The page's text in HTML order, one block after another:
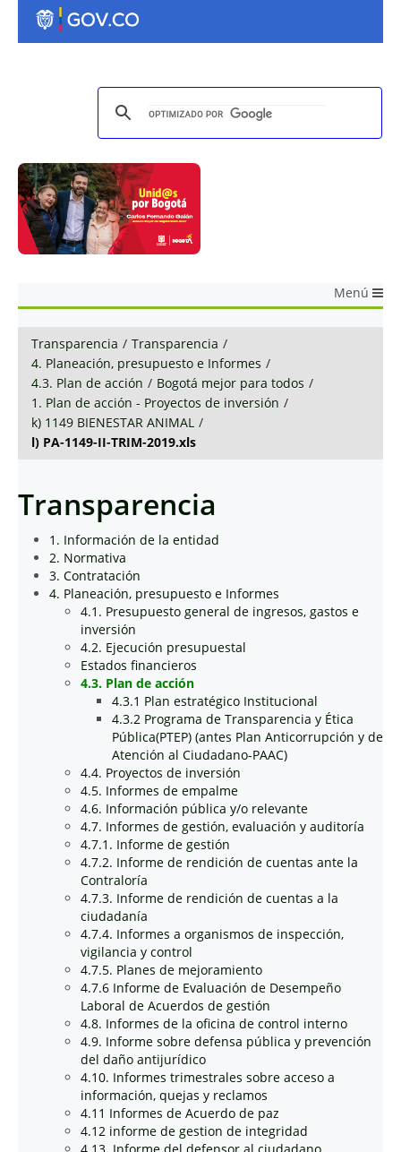
Menú
Transparencia / Transparencia /
4. Planeación, presupuesto e Informes /
4.3. Plan de acción / Bogotá mejor para todos /
1. Plan de acción - Proyectos de inversión /
k) 1149 BIENESTAR ANIMAL /
l) PA-1149-II-TRIM-2019.xls
Transparencia
1. Información de la entidad
2. Normativa
3. Contratación
4. Planeación, presupuesto e Informes
4.1. Presupuesto general de ingresos, gastos e
inversión
4.2. Ejecución presupuestal
Estados financieros
4.3. Plan de acción
4.3.1 Plan estratégico Institucional
4.3.2 Programa de Transparencia y Ética
Pública(PTEP) (antes Plan Anticorrupción y de
Atención al Ciudadano-PAAC)
4.4. Proyectos de inversión
4.5. Informes de empalme
4.6. Información pública y/o relevante
4.7. Informes de gestión, evaluación y auditoría
4.7.1. Informe de gestión
4.7.2. Informe de rendición de cuentas ante la
Contraloría
4.7.3. Informe de rendición de cuentas a la
ciudadanía
4.7.4. Informes a organismos de inspección,
vigilancia y control
4.7.5. Planes de mejoramiento
4.7.6 Informe de Evaluación de Desempeño
Laboral de Acuerdos de gestión
4.8. Informes de la oficina de control interno
4.9. Informe sobre defensa pública y prevención
del daño antijurídico
4.10. Informes trimestrales sobre acceso a
información, quejas y reclamos
4.11 Informes de Acuerdo de paz
4.12 informe de gestion de integridad